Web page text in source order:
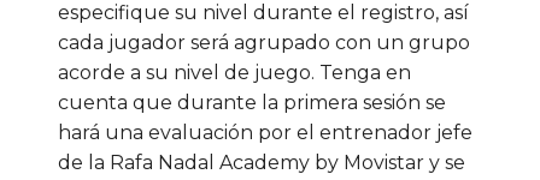
especifique su nivel durante el registro, así
cada jugador será agrupado con un grupo
acorde a su nivel de juego. Tenga en
cuenta que durante la primera sesión se
hará una evaluación por el entrenador jefe
de la Rafa Nadal Academy by Movistar y se